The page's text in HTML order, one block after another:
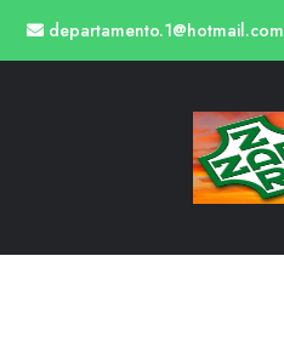
departamento.1@hotmail.com